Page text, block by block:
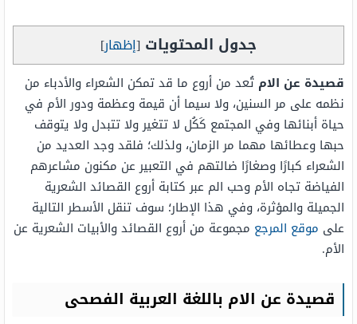
جدول المحتويات [إظهار]
قصيدة عن الام تُعد من أروع ما قد تمكن الشعراء والأدباء من
نظمه على مر السنين، ولا سيما أن قيمة وعظمة ودور الأم في
حياة أبنائها وفي المجتمع كَكُل لا تتغير ولا تتبدل ولا يتوقف
حبها وعطائها مهما مر الزمان، ولذلك؛ فلقد وجد العديد من
الشعراء كبارًا وصغارًا ضالتهم في التعبير عن مكنون مشاعرهم
الفياضة تجاه الأم وحب الم عبر كتابة أروع القصائد الشعرية
الجميلة والمؤثرة، وفي هذا الإطار؛ سوف تنقل الأسطر التالية
على موقع المرجع مجموعة من أروع القصائد والأبيات الشعرية عن
الأم.
قصيدة عن الام باللغة العربية الفصحى